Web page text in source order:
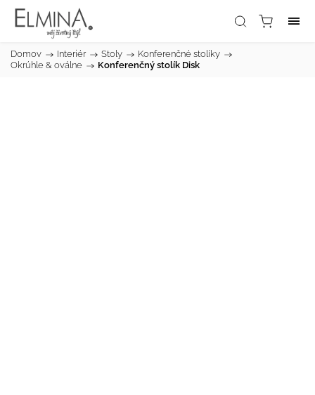
Domov / Interiér / Stoly / Konferenčné stolíky /
Okrúhle & oválne / Konferenčný stolík Disk